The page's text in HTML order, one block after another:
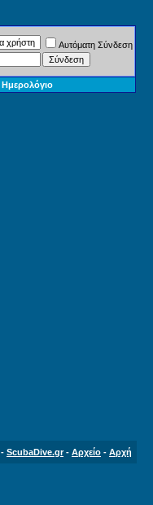
Αυτόματη Σύνδεση
Ημερολόγιο
- ScubaDive.gr- Αρχείο - Αρχή